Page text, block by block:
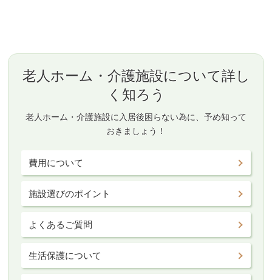
老人ホーム・介護施設について詳し
く知ろう
老人ホーム・介護施設に入居後困らない為に、予め知って
おきましょう！
費用について
施設選びのポイント
よくあるご質問
生活保護について